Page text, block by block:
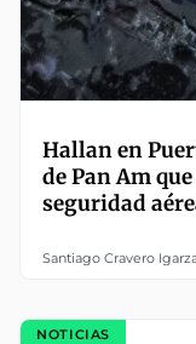
Hallan en
de Pan Am
seguridad
Santiago Cravero
NOTICIAS